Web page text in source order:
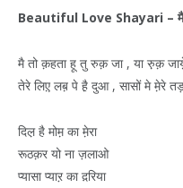
Beautiful Love Shayari –मै
मै तो क़हता हू तु रुक़ जा , या रु़क़
तेरे लिए़ लब़ पे है़ दुआ , सासों मे मे़रे
दिल़ है मोम़ का मे़रा
रूठक़र यो ना ज़लाओ
प्यासा प्याऱ का द़रिया